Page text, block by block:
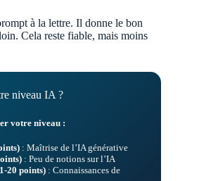
à la lettre. Il donne le bon
Cela reste fiable, mais moins
niveau IA ?
votre niveau :
: Maîtrise de l’IA générative
: Peu de notions sur l’IA
20 points) : Connaissances de